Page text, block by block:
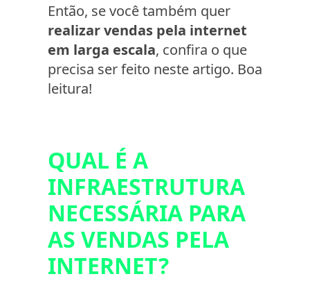
Então, se você também quer
realizar vendas pela internet
em larga escala, confira o que
precisa ser feito neste artigo. Boa
leitura!
QUAL É A
INFRAESTRUTURA
NECESSÁRIA PARA
AS VENDAS PELA
INTERNET?